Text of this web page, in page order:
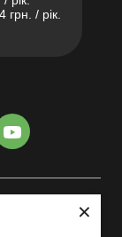
×
/ рік.